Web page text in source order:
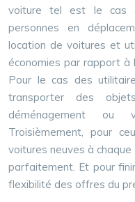
voiture tel est le cas
personnes en
location de voitures et
économies par rapport à
Pour le cas des
transporter des
déménagement ou
Troisièmement, pour
voitures neuves à
parfaitement. Et pour
flexibilité des offres du